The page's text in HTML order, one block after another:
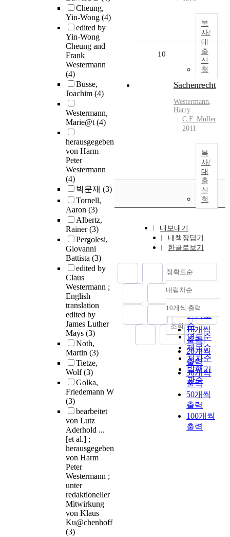
Cheung,
Yin-Wong (4)
edited by
Yin-Wong
Cheung and
Frank
Westermann
(4)
Busse,
Joachim (4)
Westermann,
Marie@t(4)
herausgegeben
von Harm
Peter
Westermann
(4)
박문재 (3)
Tornell,
Aaron (3)
Albertz,
Rainer(3)
Pergolesi,
Giovanni
Battista (3)
edited by
Claus
Westermann ;
English
translation
edited by
James Luther
Mays (3)
Noth,
Martin (3)
Tietze,
Wolf(3)
Golka,
Friedemann W
(3)
bearbeitet
von Lutz
Aderhold ...
[et al.] ;
herausgegeben
von Harm
Peter
Westermann ;
unter
redaktioneller
Mitwirkung
von Klaus
Ku@chenhoff
(3)
복
사/
대
출
신
청
10
Sachenrecht
Westermann,
Harry
C.F. Müller
2011
복
사/
대
출
신
청
내보내기
내책장담기
한글로보기
정확도순
정확도
순
인기도
순
연도순
제목순
저자순
발행기
관순
내림차순
내림차순
10개씩 출력
10개씩
출력
20개씩
출력
30개씩
출력
50개씩
출력
100개씩
출력
조회